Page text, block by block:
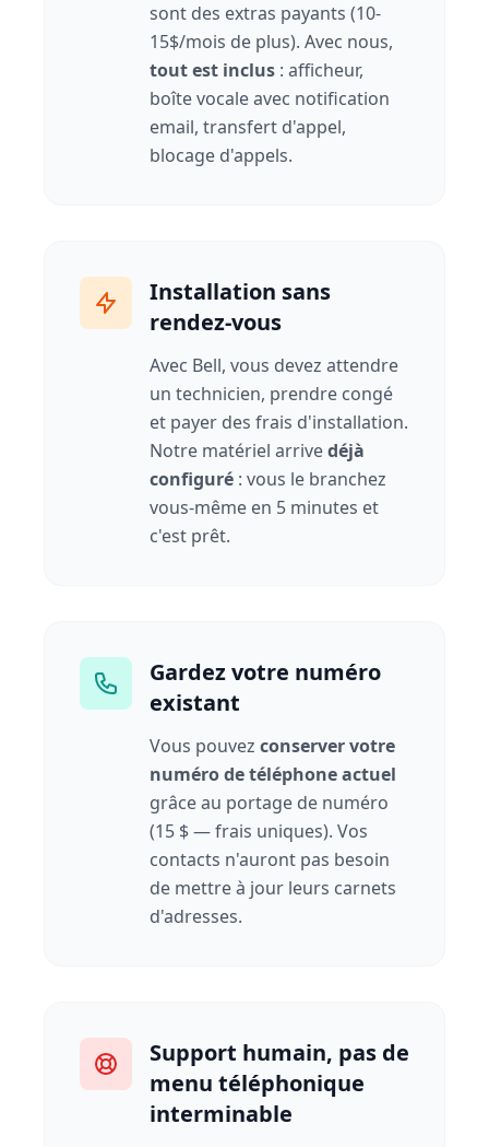
sont des extras payants (10-
15$/mois de plus). Avec nous,
tout est inclus : afficheur,
boîte vocale avec notification
email, transfert d'appel,
blocage d'appels.
Installation sans
rendez-vous
Avec Bell, vous devez attendre
un technicien, prendre congé
et payer des frais d'installation.
Notre matériel arrivedéjà
configuré : vous le branchez
vous-même en 5 minutes et
c'est prêt.
Gardez votre numéro
existant
Vous pouvez conserver votre
numéro de téléphone actuel
grâce au portage de numéro
(15 $ — frais uniques). Vos
contacts n'auront pas besoin
de mettre à jour leurs carnets
d'adresses.
Support humain, pas de
menu téléphonique
interminable